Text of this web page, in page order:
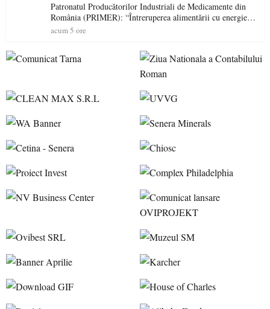
Patronatul Producătorilor Industriali de Medicamente din
România (PRIMER): “Întreruperea alimentării cu energie
electrică a fabricilor de medicamente va pune în pericol
acum 5 ore